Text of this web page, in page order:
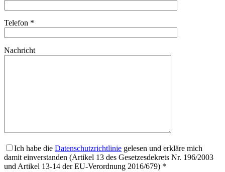
Telefon *
Nachricht
Ich habe die Datenschutzrichtlinie gelesen und erkläre mich
damit einverstanden (Artikel 13 des Gesetzesdekrets Nr. 196/2003
und Artikel 13-14 der EU-Verordnung 2016/679) *